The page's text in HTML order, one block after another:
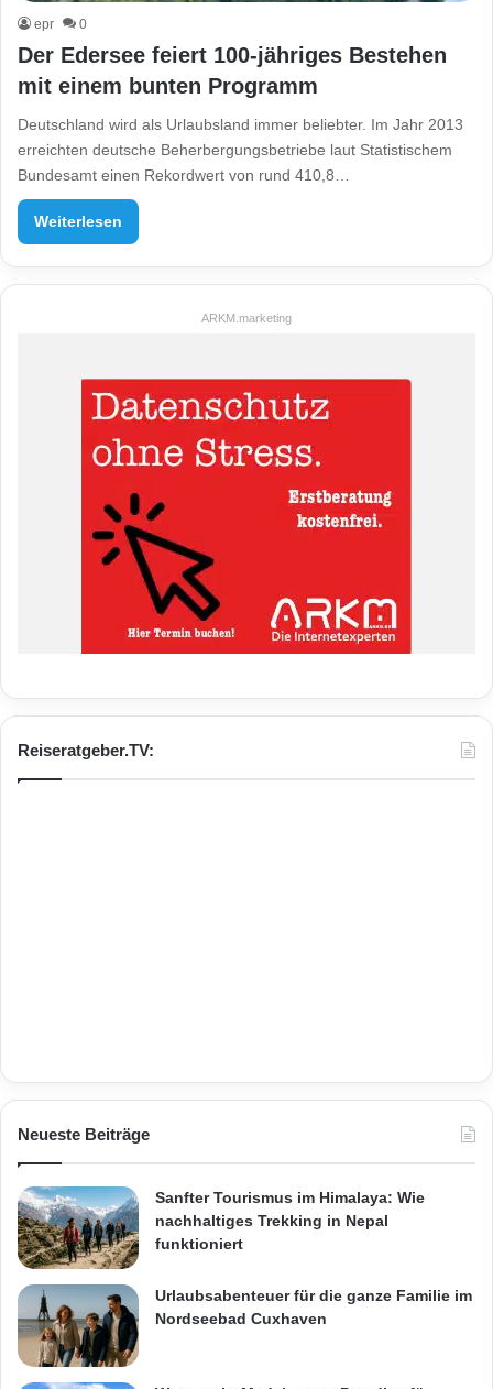
epr 0
Der Edersee feiert 100-jähriges Bestehen
mit einem bunten Programm
Deutschland wird als Urlaubsland immer beliebter. Im Jahr 2013
erreichten deutsche Beherbergungsbetriebe laut Statistischem
Bundesamt einen Rekordwert von rund 410,8…
Weiterlesen
ARKM.marketing
Reiseratgeber.TV:
Neueste Beiträge
Sanfter Tourismus im Himalaya: Wie
nachhaltiges Trekking in Nepal
funktioniert
Urlaubsabenteuer für die ganze Familie im
Nordseebad Cuxhaven